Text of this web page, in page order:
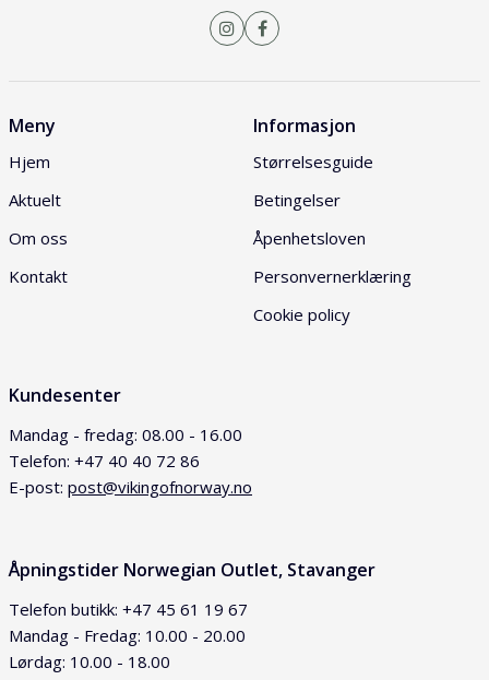
Meny
Hjem
Aktuelt
Om oss
Kontakt
Informasjon
Størrelsesguide
Betingelser
Åpenhetsloven
Personvernerklæring
Cookie policy
Kundesenter
Mandag - fredag: 08.00 - 16.00
Telefon: +47 40 40 72 86
E-post: post@vikingofnorway.no
Åpningstider Norwegian Outlet, Stavanger
Telefon butikk: +47 45 61 19 67
Mandag - Fredag: 10.00 - 20.00
Lørdag: 10.00 - 18.00